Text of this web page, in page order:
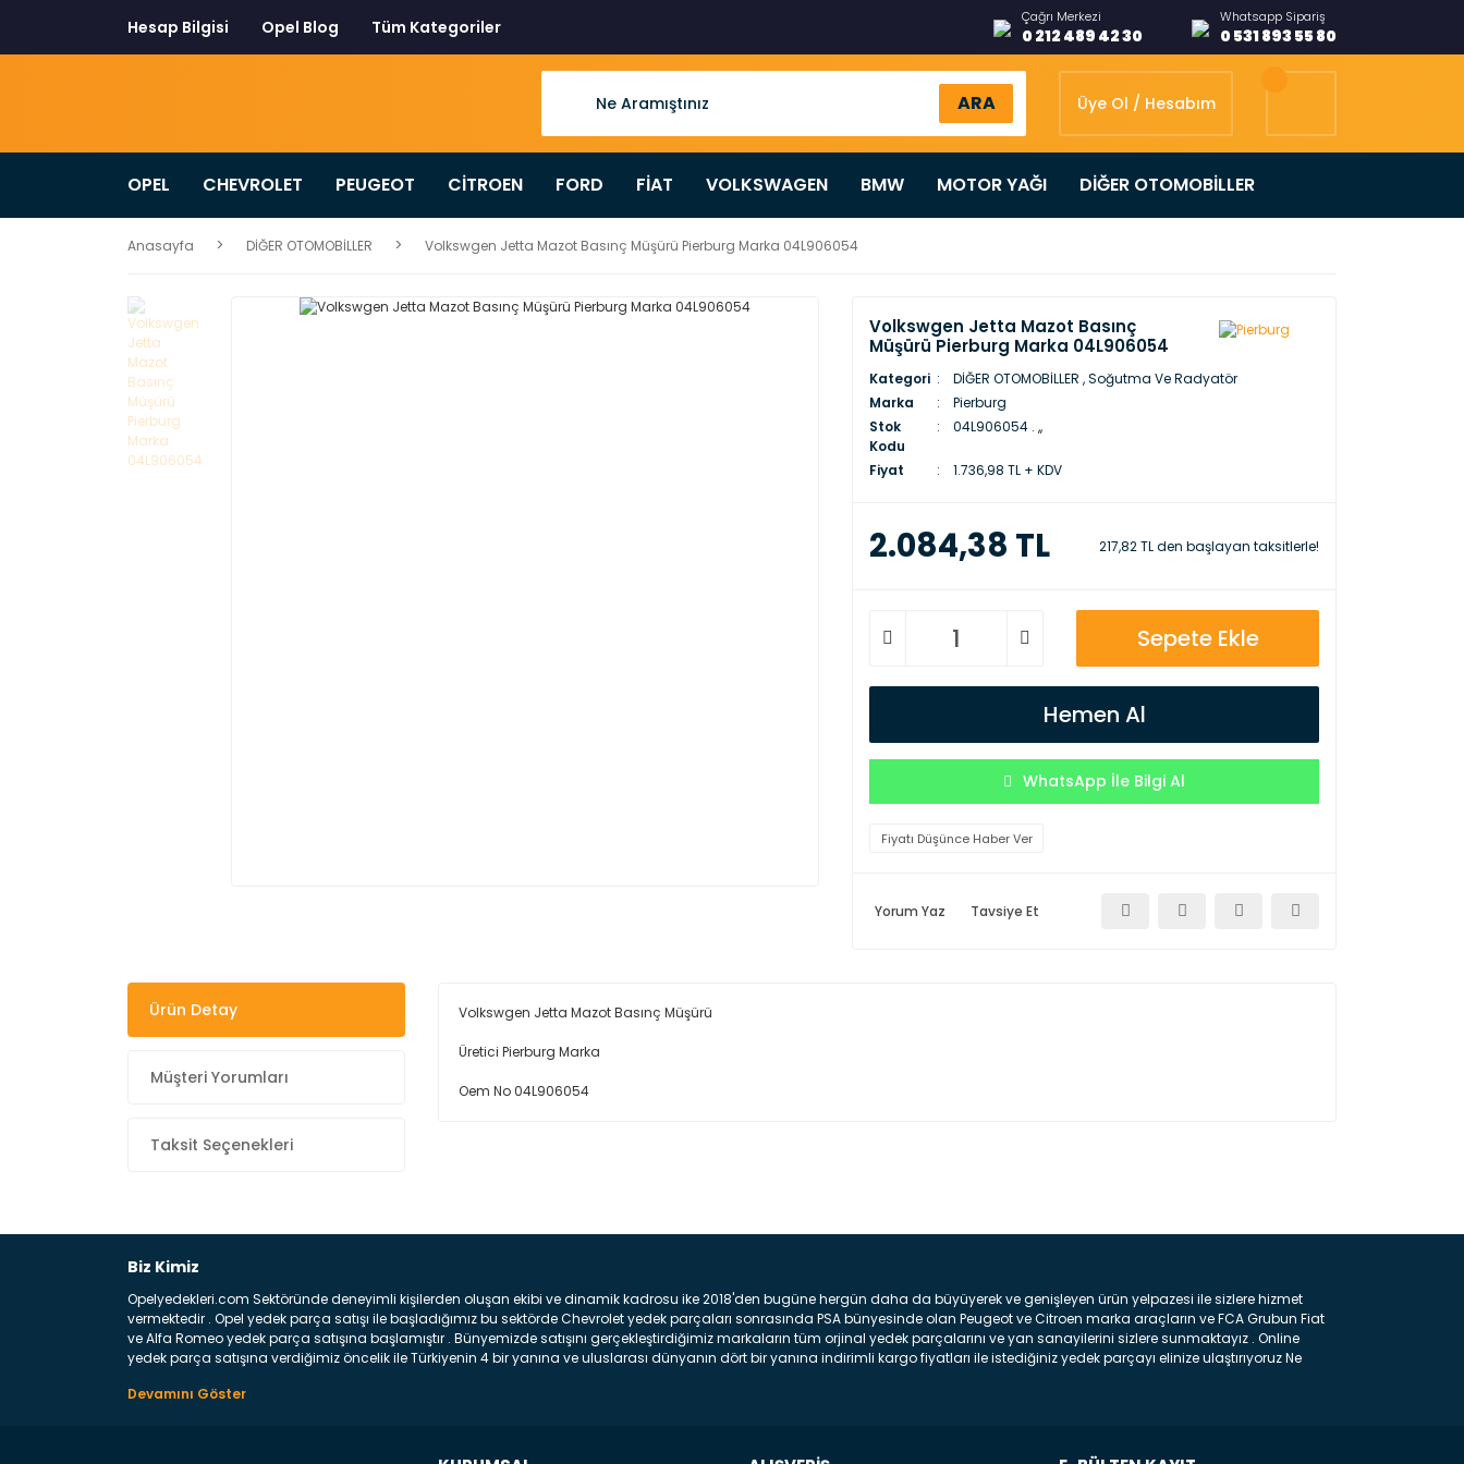
Hesap Bilgisi Opel Blog Tüm Kategoriler Çağrı Merkezi
0 212 489 42 30
Whatsapp Sipariş
0 531 893 55 80
ARA Üye Ol / Hesabım
OPEL CHEVROLET PEUGEOT CİTROEN FORD FİAT VOLKSWAGEN BMW MOTOR YAĞI DİĞER OTOMOBİLLER
Anasayfa DİĞER OTOMOBİLLER Volkswgen Jetta Mazot Basınç Müşürü Pierburg Marka 04L906054
Volkswgen Jetta Mazot Basınç
Müşürü Pierburg Marka 04L906054
Kategori DİĞER OTOMOBİLLER ,Soğutma Ve Radyatör
Marka
Pierburg
Stok
Kodu
04L906054 . ,,
Fiyat 1.736,98 TL + KDV
2.084,38 TL 217,82 TL den başlayan taksitlerle!
Sepete Ekle
Hemen Al
WhatsApp İle Bilgi Al
Fiyatı Düşünce Haber Ver
Yorum Yaz Tavsiye Et
Ürün Detay
Müşteri Yorumları
Taksit Seçenekleri
Volkswgen Jetta Mazot Basınç Müşürü
Üretici Pierburg Marka
Oem No 04L906054
Biz Kimiz
Opelyedekleri.com Sektöründe deneyimli kişilerden oluşan ekibi ve dinamik kadrosu ike 2018'den bugüne hergün daha da büyüyerek ve genişleyen ürün yelpazesi ile sizlere hizmet
vermektedir . Opel yedek parça satışı ile başladığımız bu sektörde Chevrolet yedek parçaları sonrasında PSA bünyesinde olan Peugeot ve Citroen marka araçların ve FCA Grubun Fiat
ve Alfa Romeo yedek parça satışına başlamıştır . Bünyemizde satışını gerçekleştirdiğimiz markaların tüm orjinal yedek parçalarını ve yan sanayilerini sizlere sunmaktayız . Online
yedek parça satışına verdiğimiz öncelik ile Türkiyenin 4 bir yanına ve uluslarası dünyanın dört bir yanına indirimli kargo fiyatları ile istediğiniz yedek parçayı elinize ulaştırıyoruz Ne
belirttiğimiz parçalar sizlere fikir sağlayacaktır. Ön Tampon : Aracınızın ön kısmında bulunan plastik darbe emici amacı ile yapılmış olan kaporta aksam parçasıdır. Çamurluk :
üretilmiş disk ile teması sayesinde durmayı sağlayan aksam parçadır . Fren Diski : Aracımızın ön ve arka tekerlerinde bulunan frenleme ana elemanıdır . Hangi Araçlara Yedek Parça